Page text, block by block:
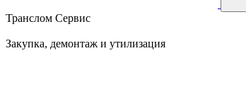
Транслом Сервис
Закупка, демонтаж и утилизация